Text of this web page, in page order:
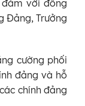
với đồng
Đảng, Trưởng
cường phối
đảng và hỗ
chính đảng